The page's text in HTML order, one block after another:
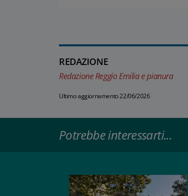
REDAZIONE
Redazione Reggio Emilia e pianura
Ultimo aggiornamento 22/06/2026
Potrebbe interessarti...